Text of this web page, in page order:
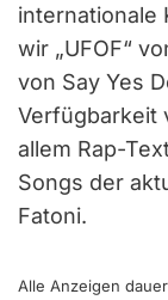
internationale
wir „UFOF“
von Say Yes
Verfügbarkeit
allem Rap-
Songs der
Fatoni.
Alle Anzeigen